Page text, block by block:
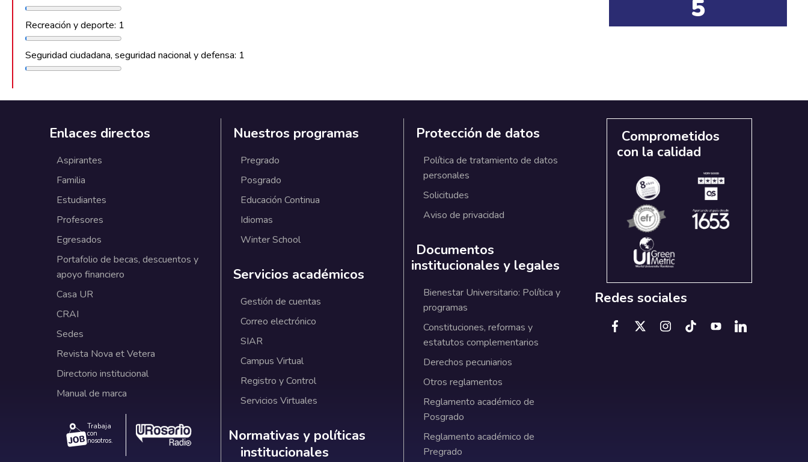
Recreación y deporte: 1
Seguridad ciudadana, seguridad nacional y defensa: 1
5
Enlaces directos
Aspirantes
Familia
Estudiantes
Profesores
Egresados
Portafolio de becas, descuentos y
apoyo financiero
Casa UR
CRAI
Sedes
Revista Nova et Vetera
Directorio institucional
Manual de marca
Trabaja
con
nosotros.
Nuestros programas
Pregrado
Posgrado
Educación Continua
Idiomas
Winter School
Servicios académicos
Gestión de cuentas
Correo electrónico
SIAR
Campus Virtual
Registro y Control
Servicios Virtuales
Normativas y políticas institucionales
Normativas y políticas
institucionales
Protección de datos
Política de tratamiento de datos
personales
Solicitudes
Aviso de privacidad
Documentos
institucionales y legales
Bienestar Universitario: Política y
programas
Constituciones, reformas y
estatutos complementarios
Derechos pecuniarios
Otros reglamentos
Reglamento académico de
Posgrado
Reglamento académico de
Pregrado
Comprometidos
con la calidad
Redes sociales